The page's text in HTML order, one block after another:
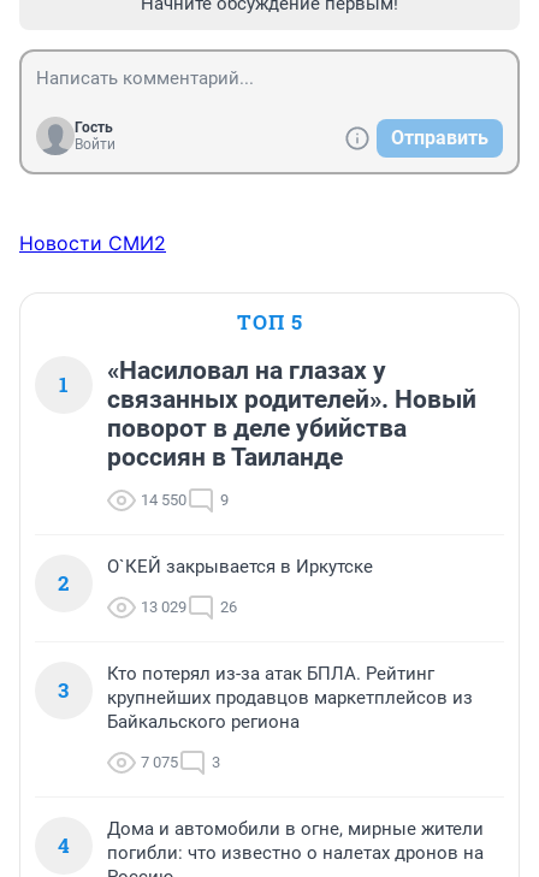
Гость
Войти
Отправить
Новости СМИ2
ТОП 5
1
«Насиловал на глазах у
связанных родителей». Новый
поворот в деле убийства
россиян в Таиланде
14 550 9
2
О`КЕЙ закрывается в Иркутске
13 029 26
3
Кто потерял из-за атак БПЛА. Рейтинг
крупнейших продавцов маркетплейсов из
Байкальского региона
7 075 3
4
Дома и автомобили в огне, мирные жители
погибли: что известно о налетах дронов на